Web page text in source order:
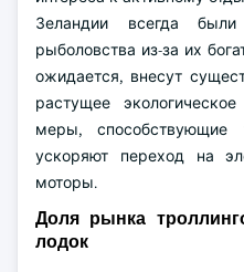
Зеландии всегда
рыболовства из-за их
ожидается, внесут
растущее
меры, способствующие
ускоряют переход на
моторы.
Доля рынка
лодок